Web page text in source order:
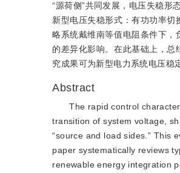
“源荷侧”共同发展，电压失稳形
新型电压失稳形式：有功功率
略系统戴维南等值电阻条件下，
的差异化影响。在此基础上，
究成果可为新型电力系统电压稳
Abstract
The rapid control
transition of system voltage,
“source and load sides.” This
paper systematically reviews
renewable energy integration